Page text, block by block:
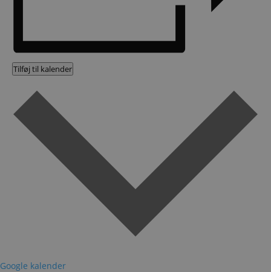
Tilføj til kalender
Google kalender